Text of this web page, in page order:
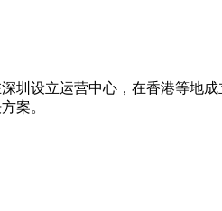
圳设立运营中心，在香港等地
案。